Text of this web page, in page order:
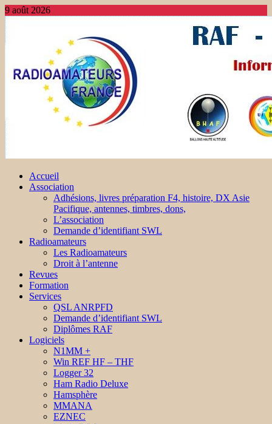
9 août 2026
Accueil
Association
Adhésions, livres préparation F4, histoire, DX Asie
Pacifique, antennes, timbres, dons,
L’association
Demande d’identifiant SWL
Radioamateurs
Les Radioamateurs
Droit à l’antenne
Revues
Formation
Services
QSL ANRPFD
Demande d’identifiant SWL
Diplômes RAF
Logiciels
N1MM +
Win REF HF – THF
Logger 32
Ham Radio Deluxe
Hamsphère
MMANA
EZNEC